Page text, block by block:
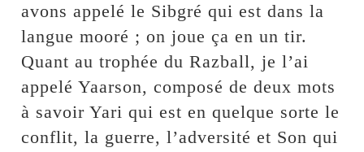
avons appelé le Sibgré qui est dans la
langue mooré ; on joue ça en un tir.
Quant au trophée du Razball, je l’ai
appelé Yaarson, composé de deux mots
à savoir Yari qui est en quelque sorte le
conflit, la guerre, l’adversité et Son qui